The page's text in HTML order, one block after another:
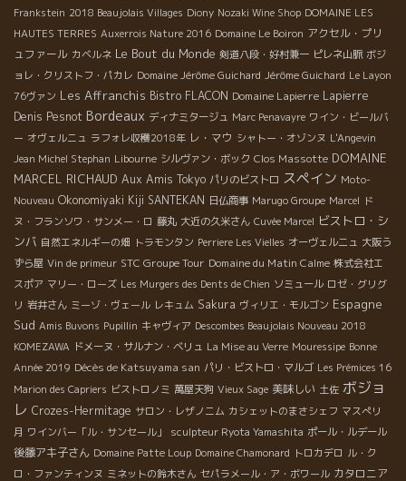
Frankstein 2018 Beaujolais Villages Diony Nozaki Wine Shop DOMAINE LES
HAUTES TERRES Auxerrois Nature 2016 Domaine Le Boiron アクセル・プリ
ュファール カベルネ Le Bout du Monde 剣道八段・好村兼一 ピレネ山脈 ボジ
ョレ・クリストフ・パカレ Domaine Jérôme Guichard Jérôme Guichard Le Layon
76ヴァン Les Affranchis Bistro FLACON Domaine Lapierre Lapierre
Denis Pesnot Bordeaux ディナミタージュ Marc Penavayre ワイン・ビールバ
ー オヴェルニュ ラフォレ収穫2018年 レ・マウ シャトー・オゾンヌ L'Angevin
Jean Michel Stephan Libourne シルヴァン・ボック Clos Massotte DOMAINE
MARCEL RICHAUD Aux Amis Tokyo パリのビストロ スペイン Moto-
Nouveau Okonomiyaki Kiji SANTEKAN 日仏商事 Marugo Groupe Marcel ド
ヌ・フランソワ・サンメー・ロ 藤丸 大近の久米さん Cuvée Marcel ビストロ・シ
ンバ 自然エネルギーの畑 トラモンタン Perriere Les Vielles オーヴェルニュ 大阪う
ずら屋 Vin de primeur STC Groupe Tour Domaine du Matin Calme 株式会社エ
スポア マリー・ローズ Les Murgers des Dents de Chien ソミュール ロゼ・グリグ
リ 岩井さん ミーゾ・ヴェール レキュム Sakura ヴィリエ・モルゴン Espagne
Sud Amis Buvons Pupillin キャヴィア Descombes Beaujolais Nouveau 2018
KOMEZAWA ドメーヌ・サルナン・ベリュ La Mise au Verre Mouressipe Bonne
Année 2019 Décès de Katsuyama san パリ・ビストロ・マルゴ Les Prémices 16
Marion des Capriers ビストロノミ 萬屋天狗 Vieux Sage 美味しい 土佐 ボジョ
レ Crozes-Hermitage サロン・レザノニム カシェットのまさシェフ マスぺリ
月 ワインバー「ル・サンセール」 sculpteur Ryota Yamashita ポール・ルデール
後藤アキ子さん Domaine Patte Loup Domaine Chamonard トロカデロ ル・ク
ロ・ファンティンヌ ミネットの鈴木さん セパラメール・ア・ボワール カタロニア